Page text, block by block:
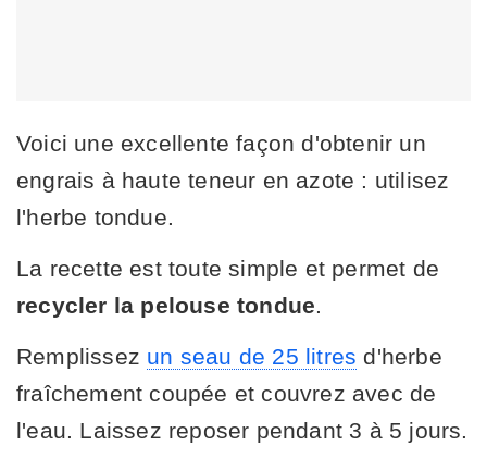
Voici une excellente façon d'obtenir un
engrais à haute teneur en azote : utilisez
l'herbe tondue.
La recette est toute simple et permet de
recycler la pelouse tondue
Remplissez un seau de 25 litres d'herbe
fraîchement coupée et couvrez avec de
l'eau. Laissez reposer pendant 3 à 5 jours.